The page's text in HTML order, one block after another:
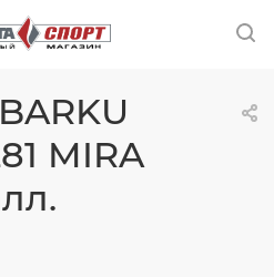
MIRA